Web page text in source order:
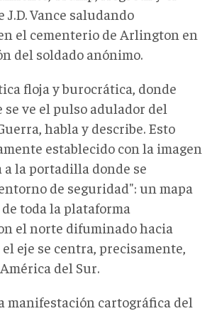
Vance saludando
el cementerio de Arlington en
del soldado anónimo.
floja y burocrática, donde
ve el pulso adulador del
habla y describe. Esto
establecido con la imagen
a la portadilla donde se
de seguridad": un mapa
toda la plataforma
el norte difuminado hacia
eje se centra, precisamente,
del Sur.
manifestación cartográfica del